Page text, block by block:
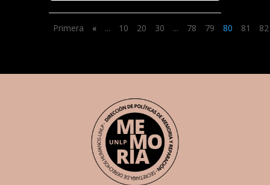
Primera « ... 10 20 30 ... 78 79 80 81 82